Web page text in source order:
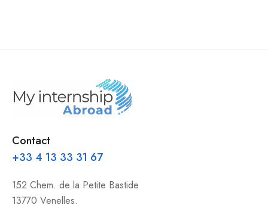
Contact
+33 4 13 33 31 67
152 Chem. de la Petite Bastide
13770 Venelles.